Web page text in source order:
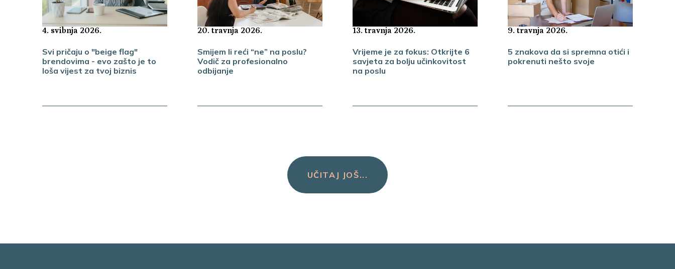
4. svibnja 2026.
Svi pričaju o "beige flag"
brendovima - evo zašto je to
loša vijest za tvoj biznis
20. travnja 2026.
Smijem li reći “ne” na poslu?
Vodič za profesionalno
odbijanje
13. travnja 2026.
Vrijeme je za fokus: Otkrijte 6
savjeta za bolju učinkovitost
na poslu
9. travnja 2026.
5 znakova da si spremna otići i
pokrenuti nešto svoje
UČITAJ JOŠ...